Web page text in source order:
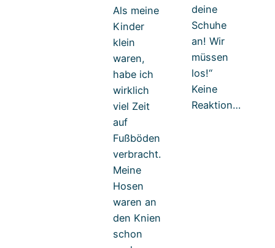
Als meine
Kinder
klein
waren,
habe ich
wirklich
viel Zeit
auf
Fußböden
verbracht.
Meine
Hosen
waren an
den Knien
schon
deine
Schuhe
an! Wir
müssen
los!“
Keine
Reaktion…